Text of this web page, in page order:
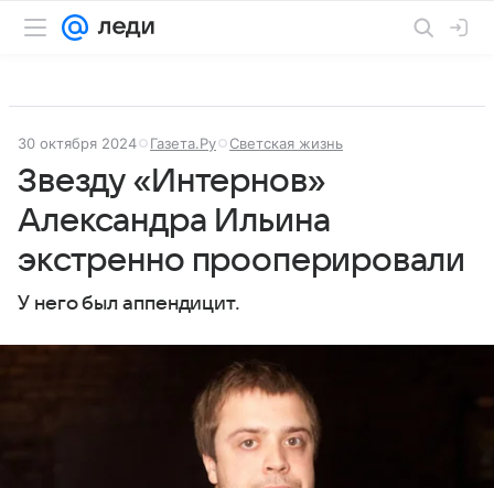
30 октября 2024 Газета.Ру Светская жизнь
Звезду «Интернов»
Александра Ильина
экстренно прооперировали
У него был аппендицит.